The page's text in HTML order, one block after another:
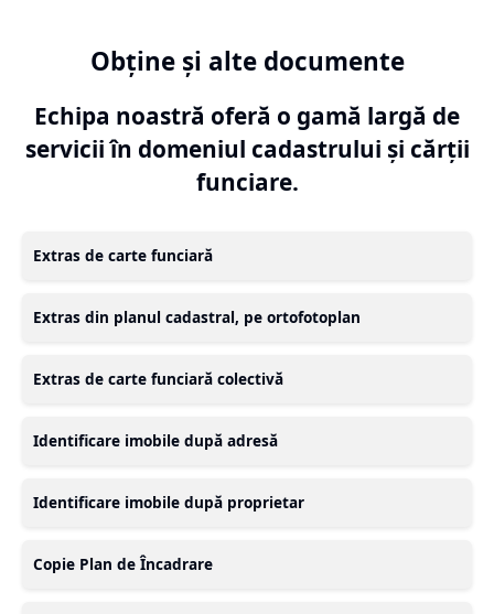
Obține și alte documente
Echipa noastră oferă o gamă largă de
servicii în domeniul cadastrului și cărții
funciare.
Extras de carte funciară
Extras din planul cadastral, pe ortofotoplan
Extras de carte funciară colectivă
Identificare imobile după adresă
Identificare imobile după proprietar
Copie Plan de Încadrare